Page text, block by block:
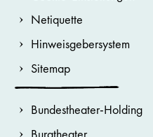
Netiquette
Hinweisgebersystem
Sitemap
Bundestheater-Holding